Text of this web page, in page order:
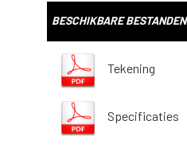
BESCHIKBARE BESTANDEN
Tekening
Specificaties